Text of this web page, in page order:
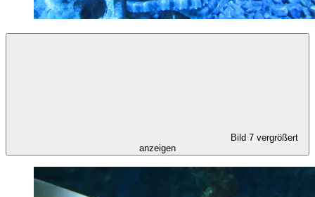
Bild 7 vergrößert
anzeigen